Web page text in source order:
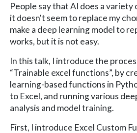
People say that AI does a variety
it doesn't seem to replace my
make a deep learning model to
works, but it is not easy.
In this talk, I introduce the
“Trainable excel functions”, by
learning-based functions in
to Excel, and running various
analysis and model training.
First, I introduce Excel Custom